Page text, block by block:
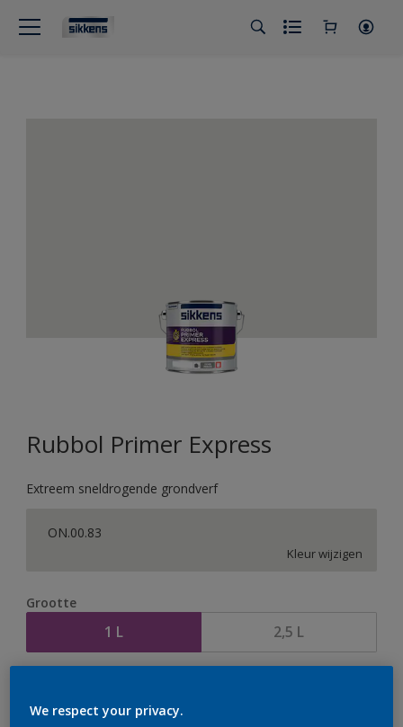
Rubbol Primer Express
Extreem sneldrogende grondverf
ON.00.83
Kleur wijzigen
Grootte
1 L 2,5 L
We respect your privacy.